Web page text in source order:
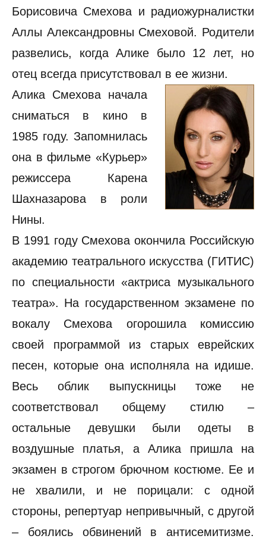
Борисовича Смехова и радиожурналистки
Аллы Александровны Смеховой. Родители
развелись, когда Алике было 12 лет, но
отец всегда присутствовал в ее жизни.
Алика Смехова начала
сниматься в кино в
1985 году. Запомнилась
она в фильме «Курьер»
режиссера Карена
Шахназарова в роли
Нины.
В 1991 году Смехова окончила Российскую
академию театрального искусства (ГИТИС)
по специальности «актриса музыкального
театра». На государственном экзамене по
вокалу Смехова огорошила комиссию
своей программой из старых еврейских
песен, которые она исполняла на идише.
Весь облик выпускницы тоже не
соответствовал общему стилю –
остальные девушки были одеты в
воздушные платья, а Алика пришла на
экзамен в строгом брючном костюме. Ее и
не хвалили, и не порицали: с одной
стороны, репертуар непривычный, с другой
– боялись обвинений в антисемитизме.